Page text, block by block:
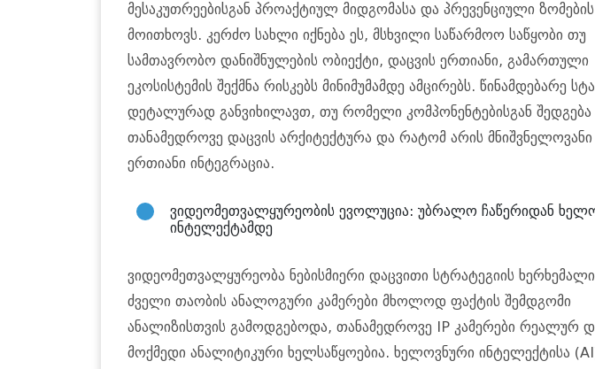
მესაკუთრეებისგან პროაქტიულ მიდგომასა და პრევენციული ზომების
მოითხოვს. კერძო სახლი იქნება ეს, მსხვილი საწარმოო საწყობი თუ
სამთავრობო დანიშნულების ობიექტი, დაცვის ერთიანი, გამართული
ეკოსისტემის შექმნა რისკებს მინიმუმამდე ამცირებს. წინამდებარე
დეტალურად განვიხილავთ, თუ რომელი კომპონენტებისგან შედგება
თანამედროვე დაცვის არქიტექტურა და რატომ არის მნიშვნელოვანი
ერთიანი ინტეგრაცია.
ვიდეომეთვალყურეობის ევოლუცია: უბრალო ჩაწერიდან
ინტელექტამდე
ვიდეომეთვალყურეობა ნებისმიერი დაცვითი სტრატეგიის
ძველი თაობის ანალოგური კამერები მხოლოდ ფაქტის შემდგომი
ანალიზისთვის გამოდგებოდა, თანამედროვე IP კამერები რეალურ
მოქმედი ანალიტიკური ხელსაწყოებია. ხელოვნური ინტელექტისა